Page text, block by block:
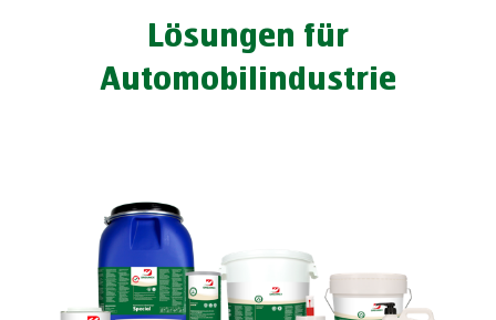
Lösungen für
Automobilindustrie